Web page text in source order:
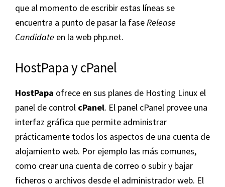
que al momento de escribir estas líneas se
encuentra a punto de pasar la faseRelease
Candidate en la web php.net.
HostPapa y cPanel
HostPapa ofrece en sus planes de Hosting Linux el
panel de control cPanel. El panel cPanel provee una
interfaz gráfica que permite administrar
prácticamente todos los aspectos de una cuenta de
alojamiento web. Por ejemplo las más comunes,
como crear una cuenta de correo o subir y bajar
ficheros o archivos desde el administrador web. El